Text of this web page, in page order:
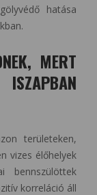
hatása
MERT
területeken,
vizes élőhelyek
bennszülöttek
korreláció áll